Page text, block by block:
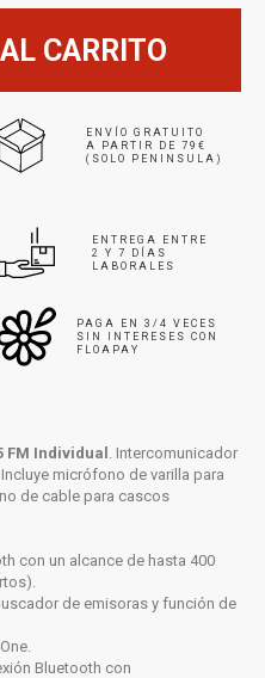
CARRITO
ENVÍO GRATUITO
A PARTIR DE 79€
(SOLO PENINSULA)
ENTREGA ENTRE
2 Y 7 DÍAS
LABORALES
PAGA EN 3/4 VECES
SIN INTERESES CON
FLOAPAY
Individual . Intercomunicador
micrófono de varilla para
de cable para cascos
con un alcance de hasta 400
de emisoras y función de
Bluetooth con